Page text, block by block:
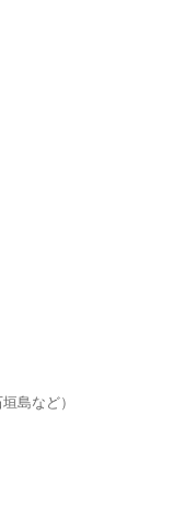
島など）